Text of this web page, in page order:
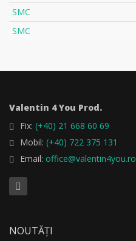
SMC
SMC
Valentin 4 You Prod.
Fix: (+40) 21 668 60 69
Mobil: (+40) 722 375 131
Email: office@valentin4you.ro
NOUTĂȚI